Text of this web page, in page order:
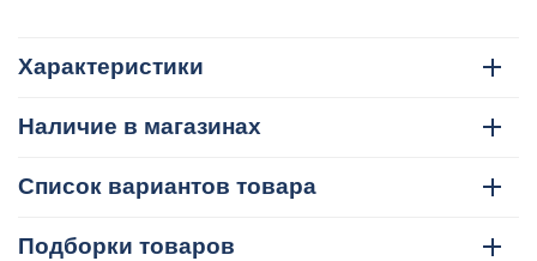
Характеристики
Наличие в магазинах
Список вариантов товара
Подборки товаров